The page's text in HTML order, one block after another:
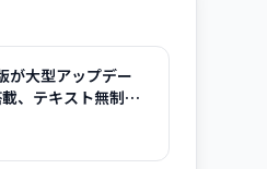
が大型アップデー
、テキスト無制